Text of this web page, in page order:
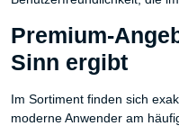
Premium-
Sinn ergibt
Im Sortiment finden sich
moderne Anwender am